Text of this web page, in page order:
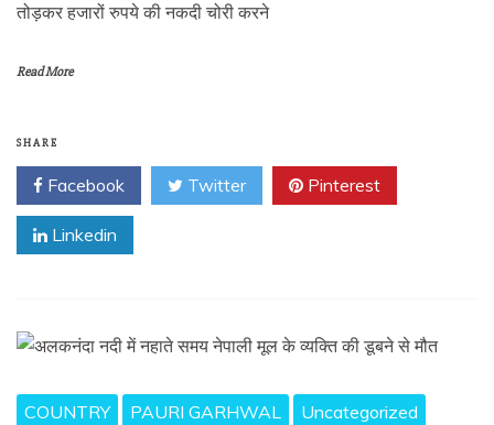
तोड़कर हजारों रुपये की नकदी चोरी करने
Read More
SHARE
Facebook Twitter Pinterest
Linkedin
COUNTRY PAURI GARHWAL
Uncategorized